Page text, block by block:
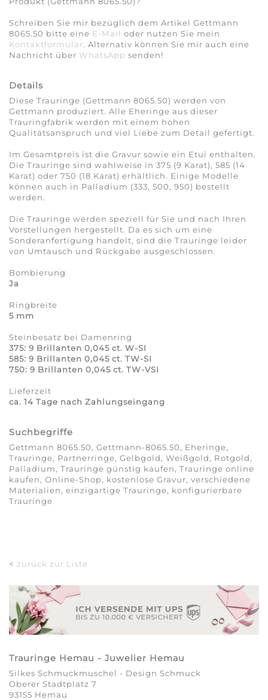
Schreiben Sie mir bezüglich dem Artikel Gettmann
8065.50 bitte eine E-Mail oder nutzen Sie mein
Kontaktformular. Alternativ können Sie mir auch eine
Nachricht über WhatsApp senden!
Details
Diese Trauringe (Gettmann 8065.50) werden von
Gettmann produziert. Alle Eheringe aus dieser
Trauringfabrik werden mit einem hohen
Qualitätsanspruch und viel Liebe zum Detail gefertigt.
Im Gesamtpreis ist die Gravur sowie ein Etui enthalten.
Die Trauringe sind wahlweise in 375 (9 Karat), 585 (14
Karat) oder 750 (18 Karat) erhältlich. Einige Modelle
können auch in Palladium (333, 500, 950) bestellt
werden.
Die Trauringe werden speziell für Sie und nach Ihren
Vorstellungen hergestellt. Da es sich um eine
Sonderanfertigung handelt, sind die Trauringe leider
von Umtausch und Rückgabe ausgeschlossen.
Bombierung
Ja
Ringbreite
5 mm
Steinbesatz bei Damenring
375: 9 Brillanten 0,045 ct. W-SI
585: 9 Brillanten 0,045 ct. TW-SI
750: 9 Brillanten 0,045 ct. TW-VSI
Lieferzeit
ca. 14 Tage nach Zahlungseingang
Suchbegriffe
Gettmann 8065.50, Gettmann-8065.50, Eheringe,
Trauringe, Partnerringe, Gelbgold, Weißgold, Rotgold,
Palladium, Trauringe günstig kaufen, Trauringe online
kaufen, Online-Shop, kostenlose Gravur, verschiedene
Materialien, einzigartige Trauringe, konfigurierbare
Trauringe
< zurück zur Liste
Trauringe Hemau - Juwelier Hemau
Silkes Schmuckmuschel - Design Schmuck
Oberer Stadtplatz 7
93155 Hemau